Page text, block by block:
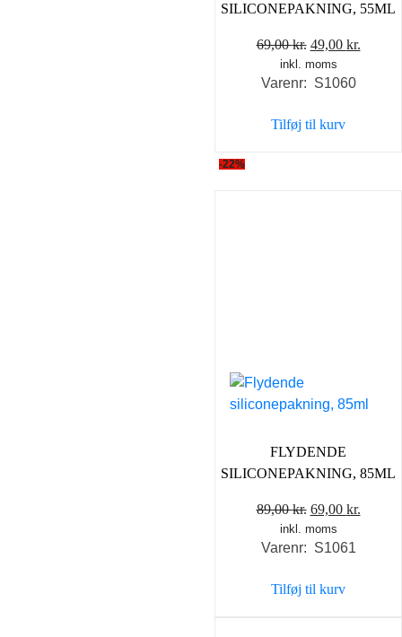
SILICONEPAKNING, 55ML
69,00kr. Den
oprindelige
pris
69,00 kr..
49,00 kr.
inkl. moms
Varenr: S1060
Tilføj til kurv
-22%
FLYDENDE
SILICONEPAKNING, 85ML
89,00kr. Den
oprindelige
pris
89,00 kr..
69,00 kr.
inkl. moms
Varenr: S1061
Tilføj til kurv